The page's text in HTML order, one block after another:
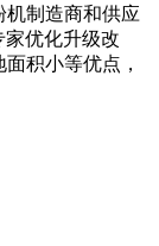
机制造商和供应
优化升级改
积小等优点，